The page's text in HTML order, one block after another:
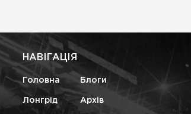
НАВІГАЦІЯ
Головна Блоги
Лонгрід Архів